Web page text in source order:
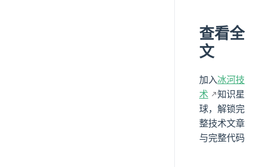
查看全
文
加入冰河技
术
知识星
球，解锁完
整技术文章
与完整代码